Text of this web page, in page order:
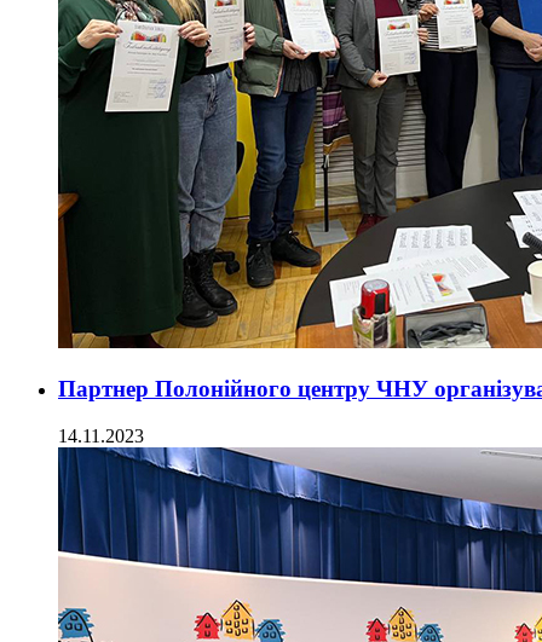
Партнер Полонійного центру ЧНУ
14.11.2023